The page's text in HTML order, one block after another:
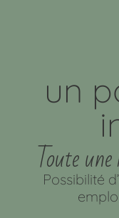
un
Toute
Possibilité